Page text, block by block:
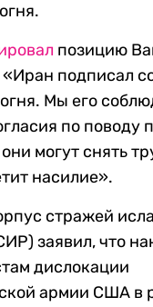
позицию
«Иран подписал
Мы его
по поводу
могут снять
насилие».
стражей
заявил, что
дислокации
армии США в